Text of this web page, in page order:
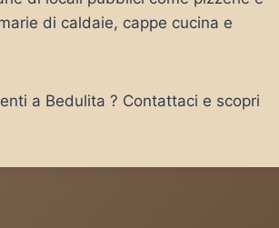
di caldaie, cappe cucina e
a Bedulita ? Contattaci e scopri